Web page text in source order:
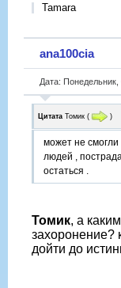
Tamara
ana100cia
Дата:
Цитата Томик ( )
может не
людей ,
остаться .
Томик, а
захоронение?
дойти до